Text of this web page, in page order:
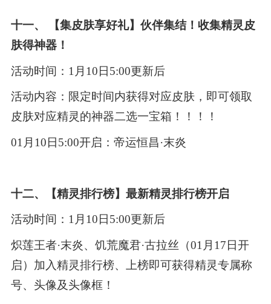
十一、 【集皮肤享好礼】伙伴集结！收集精灵皮
肤得神器！
活动时间：1月10日5:00更新后
活动内容：限定时间内获得对应皮肤，即可领取
皮肤对应精灵的神器二选一宝箱！！！！
01月10日5:00开启：帝运恒昌·末炎
十二、【精灵排行榜】最新精灵排行榜开启
活动时间：1月10日5:00更新后
炽莲王者·末炎、饥荒魔君·古拉丝（01月17日开
启）加入精灵排行榜、上榜即可获得精灵专属称
号、头像及头像框！